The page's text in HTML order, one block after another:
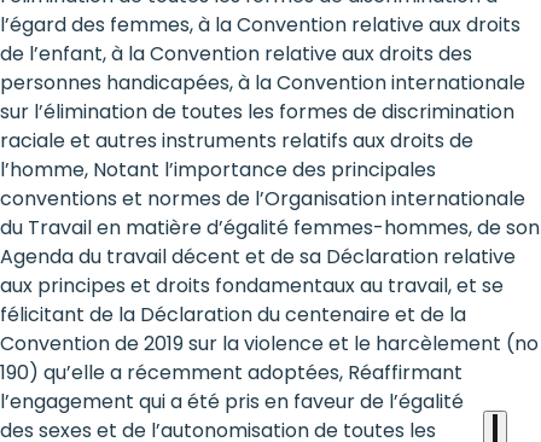
girls
at
the
heart
of
the
international
agenda
l’égard des femmes, à la Convention relative aux droits
de l’enfant, à la Convention relative aux droits des
personnes handicapées, à la Convention internationale
sur l’élimination de toutes les formes de discrimination
raciale et autres instruments relatifs aux droits de
l’homme, Notant l’importance des principales
conventions et normes de l’Organisation internationale
du Travail en matière d’égalité femmes-hommes, de son
Agenda du travail décent et de sa Déclaration relative
aux principes et droits fondamentaux au travail, et se
félicitant de la Déclaration du centenaire et de la
Convention de 2019 sur la violence et le harcèlement (no
190) qu’elle a récemment adoptées, Réaffirmant
l’engagement qui a été pris en faveur de l’égalité
des sexes et de l’autonomisation de toutes les